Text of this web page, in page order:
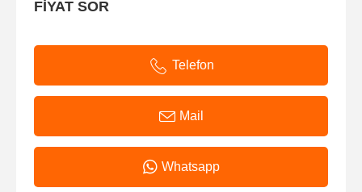
FİYAT SOR
Telefon
Mail
Whatsapp